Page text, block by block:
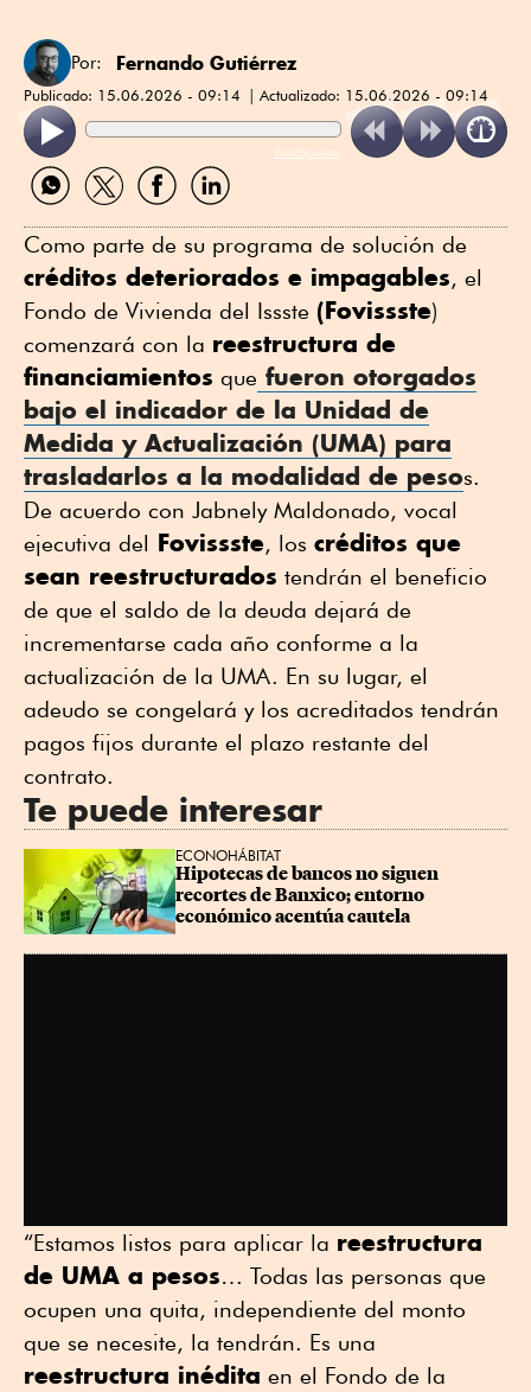
Por: Fernando Gutiérrez
Publicado: 15.06.2026 - 09:14 Actualizado: 15.06.2026 - 09:14
ReadSpeaker
Compartir
por
Compartir
por
Compartir
por
Compartir
por
Como parte de su programa de solución de
créditos deteriorados e impagables, el
Fondo de Vivienda del Issste (Fovissste)
comenzará con la reestructura de
financiamientos que fueron otorgados
bajo el indicador de la Unidad de
Medida y Actualización (UMA) para
trasladarlos a la modalidad de pesos.
De acuerdo con Jabnely Maldonado, vocal
ejecutiva del Fovissste, los créditos que
sean reestructurados tendrán el beneficio
de que el saldo de la deuda dejará de
incrementarse cada año conforme a la
actualización de la UMA. En su lugar, el
adeudo se congelará y los acreditados tendrán
pagos fijos durante el plazo restante del
contrato.
Te puede interesar
ECONOHÁBITAT
Hipotecas de bancos no siguen
recortes de Banxico; entorno
económico acentúa cautela
“Estamos listos para aplicar la reestructura
de UMA a pesos… Todas las personas que
ocupen una quita, independiente del monto
que se necesite, la tendrán. Es una
reestructura inédita en el Fondo de la